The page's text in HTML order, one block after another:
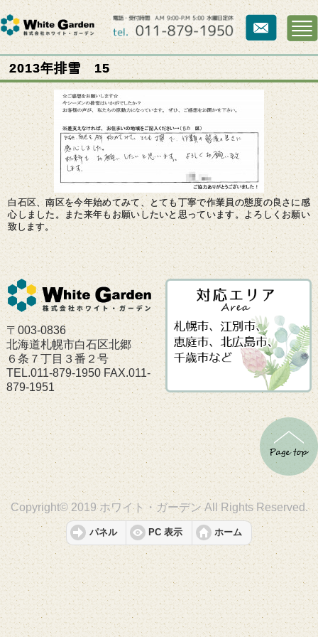
2013年排雪 15
白石区、南区を今年始めてみて、とても丁寧で作業員の態度の良さに感
心しました。また来年もお願いしたいと思っています。よろしくお願い
致します。
〒003-0836
北海道札幌市白石区北郷
６条７丁目３番２号
TEL.011-879-1950 FAX.011-
879-1951
Copyright© 2019 ホワイト・ガーデン All Rights Reserved.
パネル PC 表示 ホーム